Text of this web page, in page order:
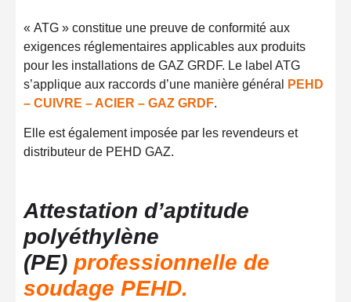
« ATG » constitue une preuve de conformité aux
exigences réglementaires applicables aux produits
pour les installations de GAZ GRDF. Le label ATG
s’applique aux raccords d’une manière général
PEHD
– CUIVRE – ACIER – GAZ GRDF.
Elle est également imposée par les revendeurs et
distributeur de PEHD GAZ.
Attestation d’aptitude
polyéthylène
(PE) professionnelle de
soudage PEHD.